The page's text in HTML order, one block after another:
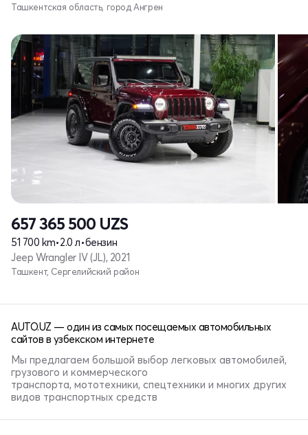
Ташкентская область, город Ангрен
657 365 500 UZS
51 700 km•2.0 л•бензин
Jeep Wrangler IV (JL), 2021
Ташкент, Сергелийский район
AUTO.UZ — один из самых посещаемых автомобильных
сайтов в узбекском интернете
Мы предлагаем большой выбор легковых автомобилей,
грузового и коммерческого
транспорта, мототехники, спецтехники и многих других
видов транспортных средств